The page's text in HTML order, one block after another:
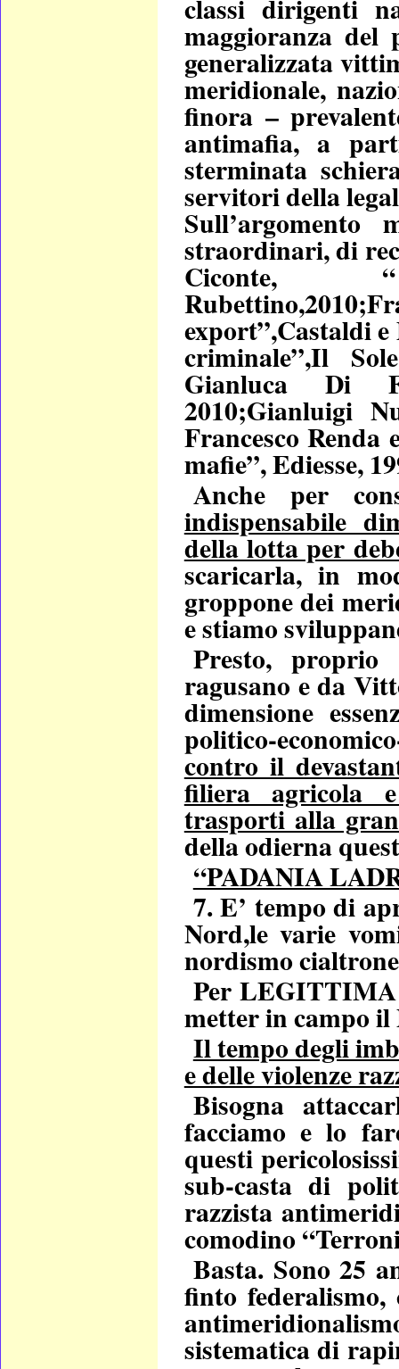
classi dirigenti
maggioranza
generalizzata
meridionale,
finora –
antimafia, a
sterminata
servitori della
straordinari, di
Ciconte,
export”,Castaldi
criminale”,Il
Gianluca Di
2010;Gianluigi
Francesco
mafie”, Ediesse,
Anche per
indispensabile
della lotta per
scaricarla, in
groppone dei
e stiamo
Presto, proprio
ragusano e da
dimensione
politico-
contro il
filiera agricola
trasporti alla
della odierna
“PADANIA
7. E’ tempo di
Nord,le varie
nordismo
Per LEGITTIMA
metter in campo il
Il tempo degli
e delle violenze
Bisogna
facciamo e lo
questi
sub-casta di
razzista
comodino
Basta. Sono 25
finto federalismo,
sistematica di